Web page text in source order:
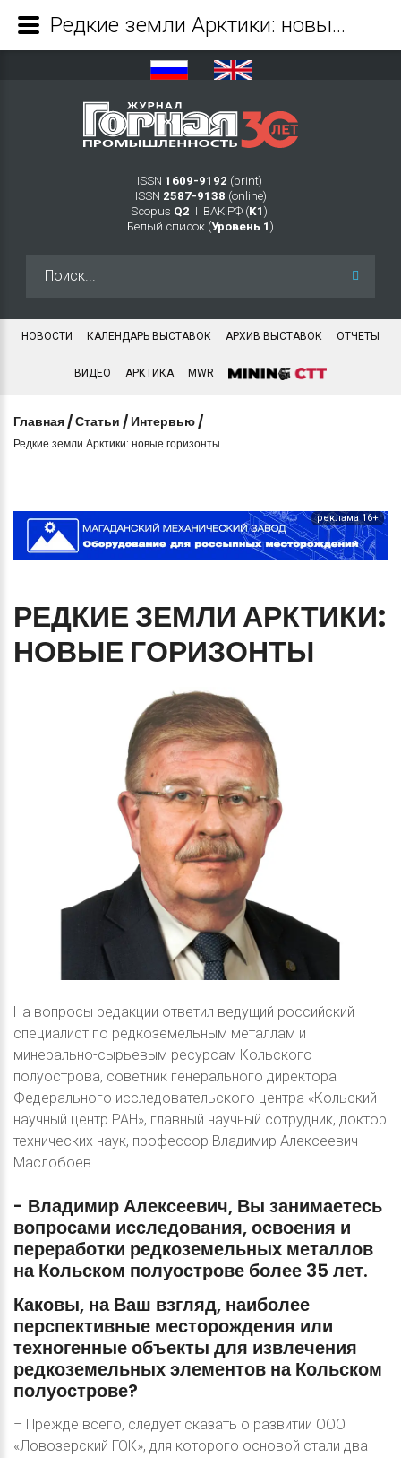
ISSN 1609-9192 (print)
ISSN 2587-9138 (online)
Scopus Q2 Ι ВАК РФ (K1 )
Белый список (Уровень 1 )
НОВОСТИ КАЛЕНДАРЬ ВЫСТАВОК АРХИВ ВЫСТАВОК ОТЧЕТЫ
ВИДЕО АРКТИКА MWR
Главная /Статьи / Интервью /
Редкие земли Арктики: новые горизонты
реклама 16+
РЕДКИЕ ЗЕМЛИ АРКТИКИ:
НОВЫЕ ГОРИЗОНТЫ
На вопросы редакции ответил ведущий российский
специалист по редкоземельным металлам и
минерально-сырьевым ресурсам Кольского
полуострова, советник генерального директора
Федерального исследовательского центра «Кольский
научный центр РАН», главный научный сотрудник, доктор
технических наук, профессор Владимир Алексеевич
Маслобоев
- ВладимирАлексеевич, Вы занимаетесь
вопросами исследования,освоения и
переработки редкоземельных металлов
на Кольском полуострове более 35 лет.
Каковы, на Ваш взгляд, наиболее
перспективные месторождения или
техногенныеобъекты для извлечения
редкоземельныхэлементов на Кольском
полуострове?
– Прежде всего, следует сказать о развитии ООО
«Ловозерский ГОК», для которого основой стали два
Редкие земли Арктики: новые горизонты - Журнал Горная промышленность